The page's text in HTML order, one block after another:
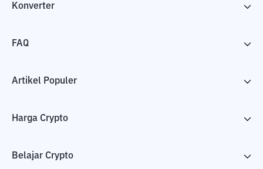
Konverter
FAQ
Artikel Populer
Harga Crypto
Belajar Crypto